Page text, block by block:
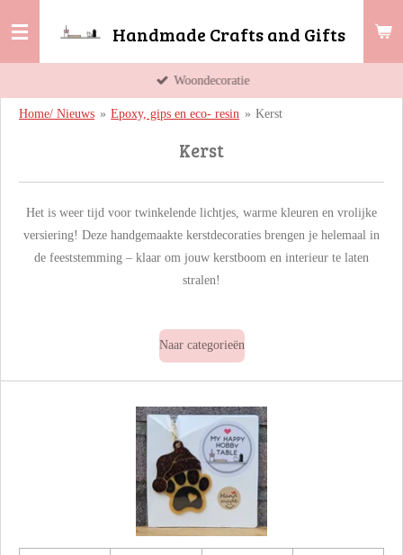
direct
naar
hoofdinhoud
Handmade Crafts and Gifts
Woondecoratie
Home/ Nieuws » Epoxy, gips en eco- resin » Kerst
Kerst
Het is weer tijd voor twinkelende lichtjes, warme kleuren en vrolijke
versiering! Deze handgemaakte kerstdecoraties brengen je helemaal in
de feeststemming – klaar om jouw kerstboom en interieur te laten
stralen!
Naar categorieën